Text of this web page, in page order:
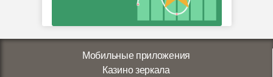
Мобильные приложения
Казино зеркала